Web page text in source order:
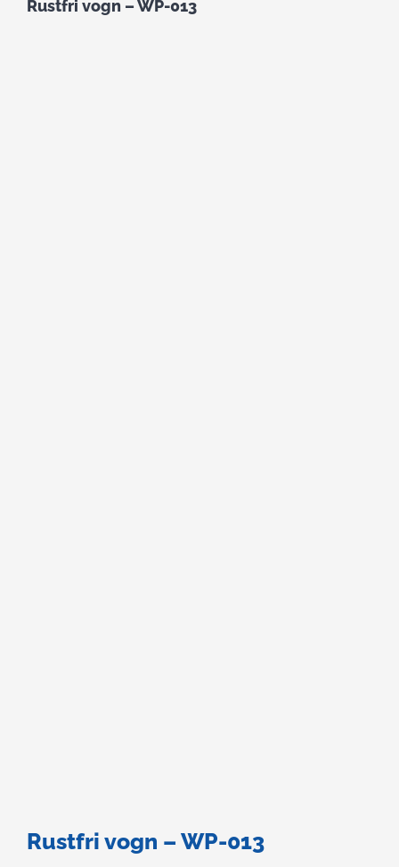
Rustfri vogn – WP-013
Rustfri vogn – WP-013